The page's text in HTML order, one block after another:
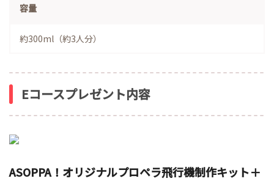
容量
約300ml（約3人分）
Eコースプレゼント内容
ASOPPA！オリジナルプロペラ飛行機制作キット＋